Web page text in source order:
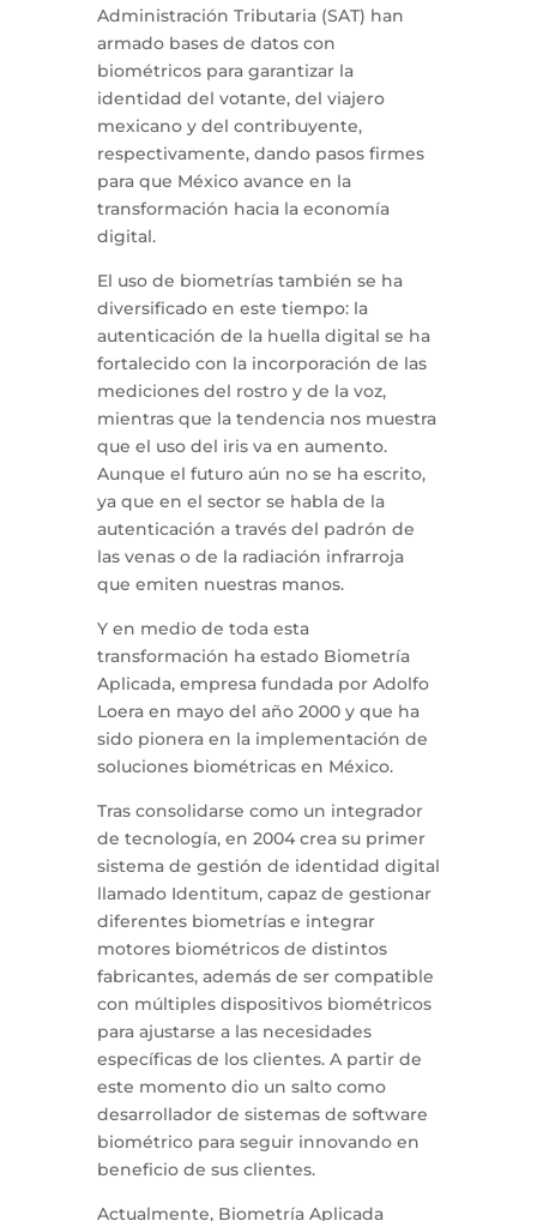
Administración Tributaria (SAT) han
armado bases de datos con
biométricos para garantizar la
identidad del votante, del viajero
mexicano y del contribuyente,
respectivamente, dando pasos firmes
para que México avance en la
transformación hacia la economía
digital.
El uso de biometrías también se ha
diversificado en este tiempo: la
autenticación de la huella digital se ha
fortalecido con la incorporación de las
mediciones del rostro y de la voz,
mientras que la tendencia nos muestra
que el uso del iris va en aumento.
Aunque el futuro aún no se ha escrito,
ya que en el sector se habla de la
autenticación a través del padrón de
las venas o de la radiación infrarroja
que emiten nuestras manos.
Y en medio de toda esta
transformación ha estado Biometría
Aplicada, empresa fundada por Adolfo
Loera en mayo del año 2000 y que ha
sido pionera en la implementación de
soluciones biométricas en México.
Tras consolidarse como un integrador
de tecnología, en 2004 crea su primer
sistema de gestión de identidad digital
llamado Identitum, capaz de gestionar
diferentes biometrías e integrar
motores biométricos de distintos
fabricantes, además de ser compatible
con múltiples dispositivos biométricos
para ajustarse a las necesidades
específicas de los clientes. A partir de
este momento dio un salto como
desarrollador de sistemas de software
biométrico para seguir innovando en
beneficio de sus clientes.
Actualmente, Biometría Aplicada